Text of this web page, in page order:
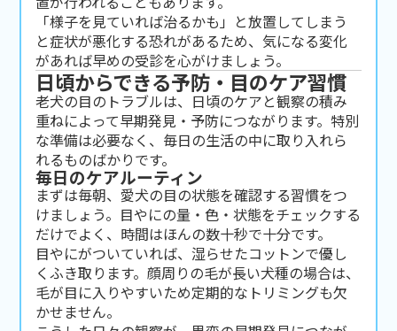
「様子を見ていれば治るかも」と放置してしまう
と症状が悪化する恐れがあるため、気になる変化
があれば早めの受診を心がけましょう。
日頃からできる予防・目のケア習慣
老犬の目のトラブルは、日頃のケアと観察の積み
重ねによって早期発見・予防につながります。特別
な準備は必要なく、毎日の生活の中に取り入れら
れるものばかりです。
毎日のケアルーティン
まずは毎朝、愛犬の目の状態を確認する習慣をつ
けましょう。目やにの量・色・状態をチェックする
だけでよく、時間はほんの数十秒で十分です。
目やにがついていれば、湿らせたコットンで優し
くふき取ります。顔周りの毛が長い犬種の場合は、
毛が目に入りやすいため定期的なトリミングも欠
かせません。